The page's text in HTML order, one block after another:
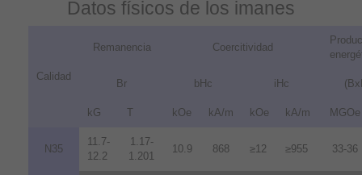
Datos físicos de los imanes
Calidad
Remanencia Coercitividad
Br bHc iHc
kG T kOe kA/m kOe kA/m MGOe
N35
11.7-
12.2
1.17-
1.201
10.9 868 ≥12 ≥955 33-36